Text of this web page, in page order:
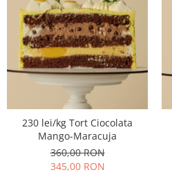
230 lei/kg Tort Ciocolata
Mango-Maracuja
360,00 RON
345,00 RON